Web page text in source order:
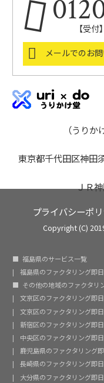
（うり
東京都千代田区神田
ＪＲ
【受
メールでの
プライバシーポ
Copyright (C)
福島県のサービス一覧
福島県のファクタリング即日
その他の地域のファクタリ
文京区のファクタリング即日
文京区のファクタリング即日
新宿区のファクタリング即日
中央区のファクタリング即日
鹿児島県のファクタリング
長崎県のファクタリング即日
大分県のファクタリング即日